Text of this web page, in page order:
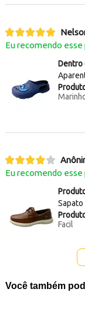
Eu recomendo esse
Dentro
Eu recomendo esse
Sapato
Facil
Você também